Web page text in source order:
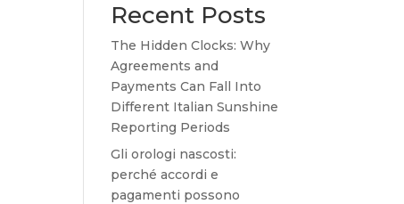
Recent Posts
The Hidden Clocks: Why
Agreements and
Payments Can Fall Into
Different Italian Sunshine
Reporting Periods
Gli orologi nascosti:
perché accordi e
pagamenti possono